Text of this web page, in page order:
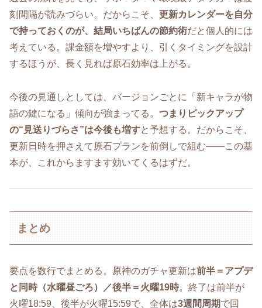
刻間隔が読みづらい。だからこそ、 更新カレンダーを自分
で持っておくのが、結局いちばんの節約術だと個人的には
考えている。課金額を増やすより、引くタイミングを設計
するほうが、長く見れば原石効率は上がる。
今後の見通しとしては、バージョンごとに「新キャラが物
語の鍵になる」傾向が強まってる。 つまりピックアップ
の“見送りづらさ”は今後も増すと予想する。だからこそ、
更新日時を押さえて原石プランを前倒しで組む――この基
本が、これからますます効いてくるはずだ。
まとめ
要点を数行でまとめる。原神のガチャ更新は前半＝アプデ
と同時（水曜昼ごろ）／後半＝火曜19時。終了は前半が
火曜18:59、後半が火曜15:59で、全体は3週間周期で回